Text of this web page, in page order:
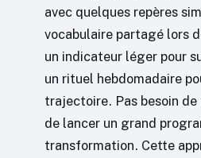
avec quelques repères
vocabulaire partagé lors
un indicateur léger pour
un rituel hebdomadaire
trajectoire. Pas besoin
de lancer un grand
transformation. Cette